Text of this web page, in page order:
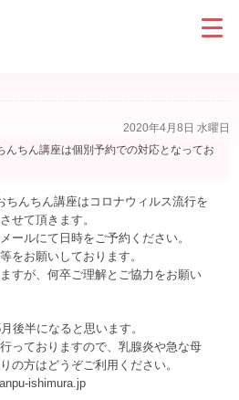
2020年4月8日 水曜日
んちん講座は個別予約での対応となってお
ちんちん講座はコロナウィルス流行を
せて頂きます。
ールにて日時をご予約ください。
をお願いしております。
すが、何卒ご理解とご協力をお願い
後半になると思います。
っておりますので、乳腺炎や急な母
の方はどうぞご利用ください。
ishimura.jp